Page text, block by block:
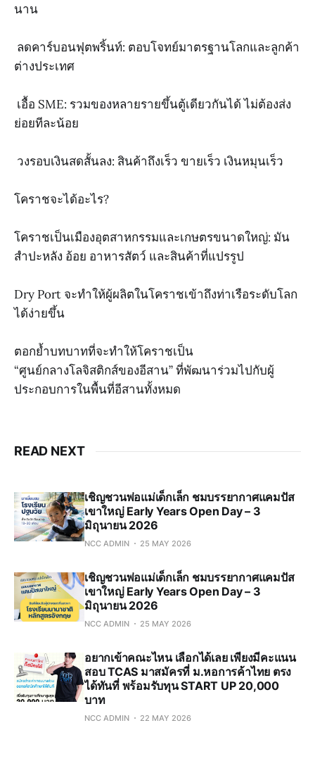
นาน
ลดคาร์บอนฟุตพริ้นท์: ตอบโจทย์มาตรฐานโลกและลูกค้า
ต่างประเทศ
เอื้อ SME: รวมของหลายรายขึ้นตู้เดียวกันได้ ไม่ต้องส่ง
ย่อยทีละน้อย
วงรอบเงินสดสั้นลง: สินค้าถึงเร็ว ขายเร็ว เงินหมุนเร็ว
โคราชจะได้อะไร?
โคราชเป็นเมืองอุตสาหกรรมและเกษตรขนาดใหญ่: มัน
สำปะหลัง อ้อย อาหารสัตว์ และสินค้าที่แปรรูป
Dry Port จะทำให้ผู้ผลิตในโคราชเข้าถึงท่าเรือระดับโลก
ได้ง่ายขึ้น
ตอกย้ำบทบาทที่จะทำให้โคราชเป็น
“ศูนย์กลางโลจิสติกส์ของอีสาน” ที่พัฒนาร่วมไปกับผู้
ประกอบการในพื้นที่อีสานทั้งหมด
READ NEXT
เชิญชวนพ่อแม่เด็กเล็ก ชมบรรยากาศแคมปัส
เขาใหญ่ Early Years Open Day – 3
มิถุนายน 2026
NCC ADMIN 25 MAY 2026
เชิญชวนพ่อแม่เด็กเล็ก ชมบรรยากาศแคมปัส
เขาใหญ่ Early Years Open Day – 3
มิถุนายน 2026
NCC ADMIN 25 MAY 2026
อยากเข้าคณะไหน เลือกได้เลย เพียงมีคะแนน
สอบ TCAS มาสมัครที่ ม.หอการค้าไทย ตรง
ได้ทันที่ พร้อมรับทุน START UP 20,000
บาท
NCC ADMIN 22 MAY 2026